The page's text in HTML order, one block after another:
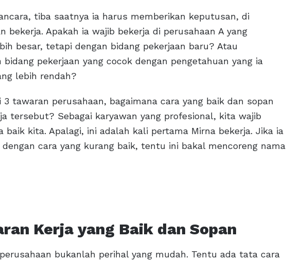
tiba saatnya ia harus memberikan keputusan, di
bekerja. Apakah ia wajib bekerja di perusahaan A yang
besar, tetapi dengan bidang pekerjaan baru? Atau
bidang pekerjaan yang cocok dengan pengetahuan yang ia
lebih rendah?
tawaran perusahaan, bagaimana cara yang baik dan sopan
tersebut? Sebagai karyawan yang profesional, kita wajib
baik kita. Apalagi, ini adalah kali pertama Mirna bekerja. Jika ia
cara yang kurang baik, tentu ini bakal mencoreng nama
Kerja yang Baik dan Sopan
bukanlah perihal yang mudah. Tentu ada tata cara